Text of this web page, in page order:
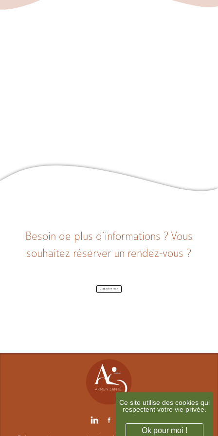
Besoin de plus d’informations ? Vous
souhaitez réserver un rendez-vous ?
Contactez-nous
Ce site utilise des cookies qui
respectent votre vie privée.
Ok pour moi !